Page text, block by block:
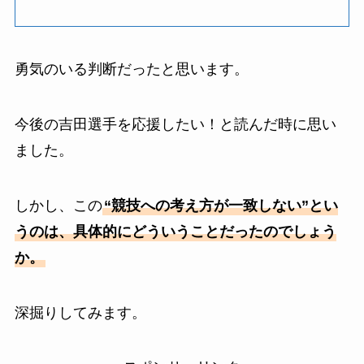
勇気のいる判断だったと思います。
今後の吉田選手を応援したい！と読んだ時に思い
ました。
しかし、この“競技への考え方が一致しない”とい
うのは、具体的にどういうことだったのでしょう
か。
深掘りしてみます。